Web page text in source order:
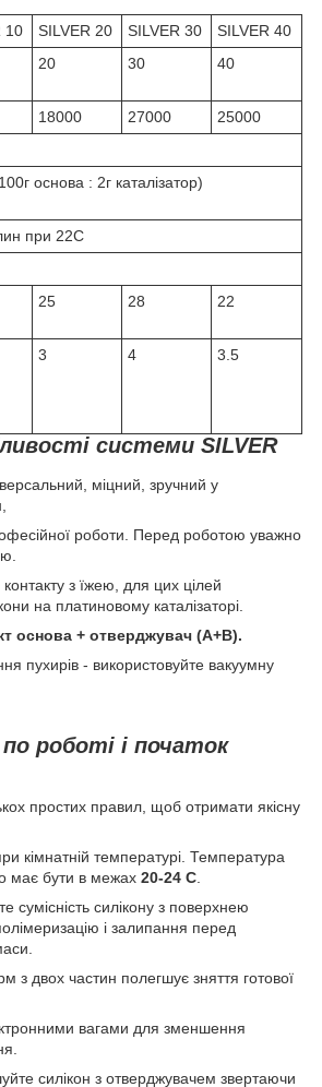
10 SILVER 20 SILVER 30
SILVER 40
20 30 40
18000 27000
25000
основа : 2г каталізатор)
при 22С
25 28 22
3 4 3.5
системи SILVER
міцний, зручний у
роботи. Перед роботою уважно
з їжею, для цих цілей
на платиновому каталізаторі.
основа + отверджувач (А+В).
пухирів - використовуйте вакуумну
по роботі і початок
простих правил, щоб отримати якісну
кімнатній температурі. Температура
має бути в межах 20-24 С.
сумісність силікону з поверхнею
і залипання перед
з двох частин полегшує зняття готової
вагами для зменшення
силікон з отверджувачем звертаючи